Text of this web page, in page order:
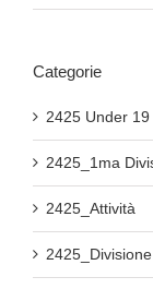
Categorie
2425 Under 19
2425_1ma
2425_Attività